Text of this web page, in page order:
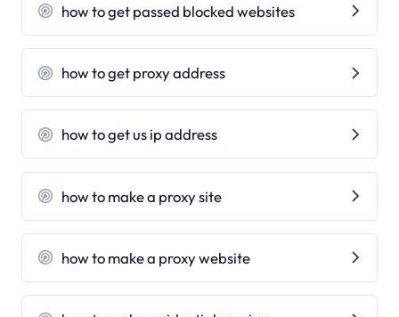
how to get passed blocked websites
how to get proxy address
how to get us ip address
how to make a proxy site
how to make a proxy website